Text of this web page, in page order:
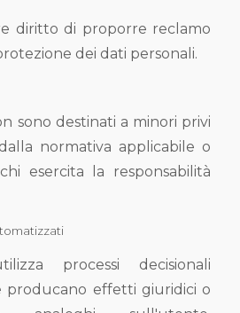
diritto di proporre reclamo
dei dati personali.
sono destinati a minori privi
normativa applicabile o
esercita la responsabilità
processi decisionali
producano effetti giuridici o